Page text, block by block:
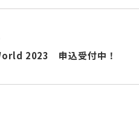
2023 申込受付中！